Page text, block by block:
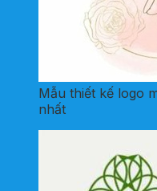
Mẫu thiết kế logo
nhất